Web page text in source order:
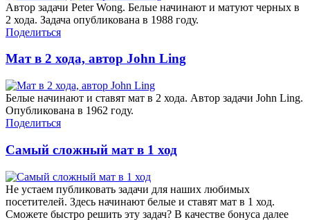
Автор задачи Peter Wong. Белые начинают и матуют черных в
2 хода. Задача опубликована в 1988 году.
Поделиться
Мат в 2 хода, автор John Ling
Белые начинают и ставят мат в 2 хода. Автор задачи John Ling.
Опубликована в 1962 году.
Поделиться
Самый сложный мат в 1 ход
Не устаем публиковать задачи для наших любимых
посетителей. Здесь начинают белые и ставят мат в 1 ход.
Сможете быстро решить эту задач? В качестве бонуса далее